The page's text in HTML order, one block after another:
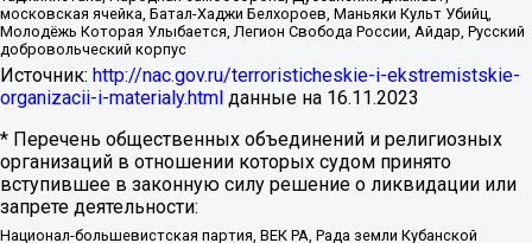
московская ячейка, Батал-Хаджи Белхороев, Маньяки Культ Убийц,
Молодёжь Которая Улыбается, Легион Свобода России, Айдар, Русский
добровольческий корпус
Источник: http://nac.gov.ru/terroristicheskie-i-ekstremistskie-
organizacii-i-materialy.html данные на 16.11.2023
* Перечень общественных объединений и религиозных
организаций в отношении которых судом принято
вступившее в законную силу решение о ликвидации или
запрете деятельности:
Национал-большевистская партия, ВЕК РА, Рада земли Кубанской